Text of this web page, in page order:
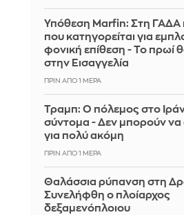
Υπόθεση Marfin: Στη ΓΑΔΑ
που κατηγορείται για
φονική επίθεση - Το πρωί
στην Εισαγγελία
ΠΡΙΝ ΑΠΌ 1 ΜΈΡΑ
Τραμπ: Ο πόλεμος στο Ιράν
σύντομα - Δεν μπορούν να
για πολύ ακόμη
ΠΡΙΝ ΑΠΌ 1 ΜΈΡΑ
Θαλάσσια ρύπανση στη
Συνελήφθη ο πλοίαρχος
δεξαμενόπλοιου